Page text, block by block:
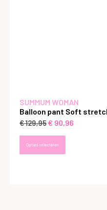
SUMMUM WOMAN
Balloon pant Soft
€129,95€ 90,96
Opties selecteren